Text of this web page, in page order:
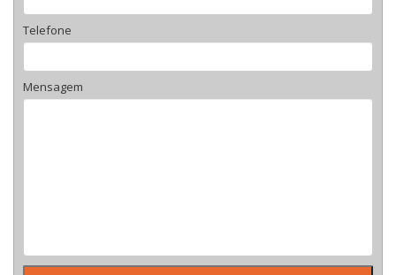
Telefone
Mensagem